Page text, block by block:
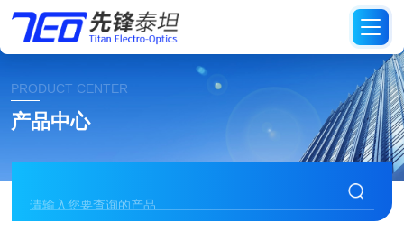
PRODUCT CENTER
产品中心